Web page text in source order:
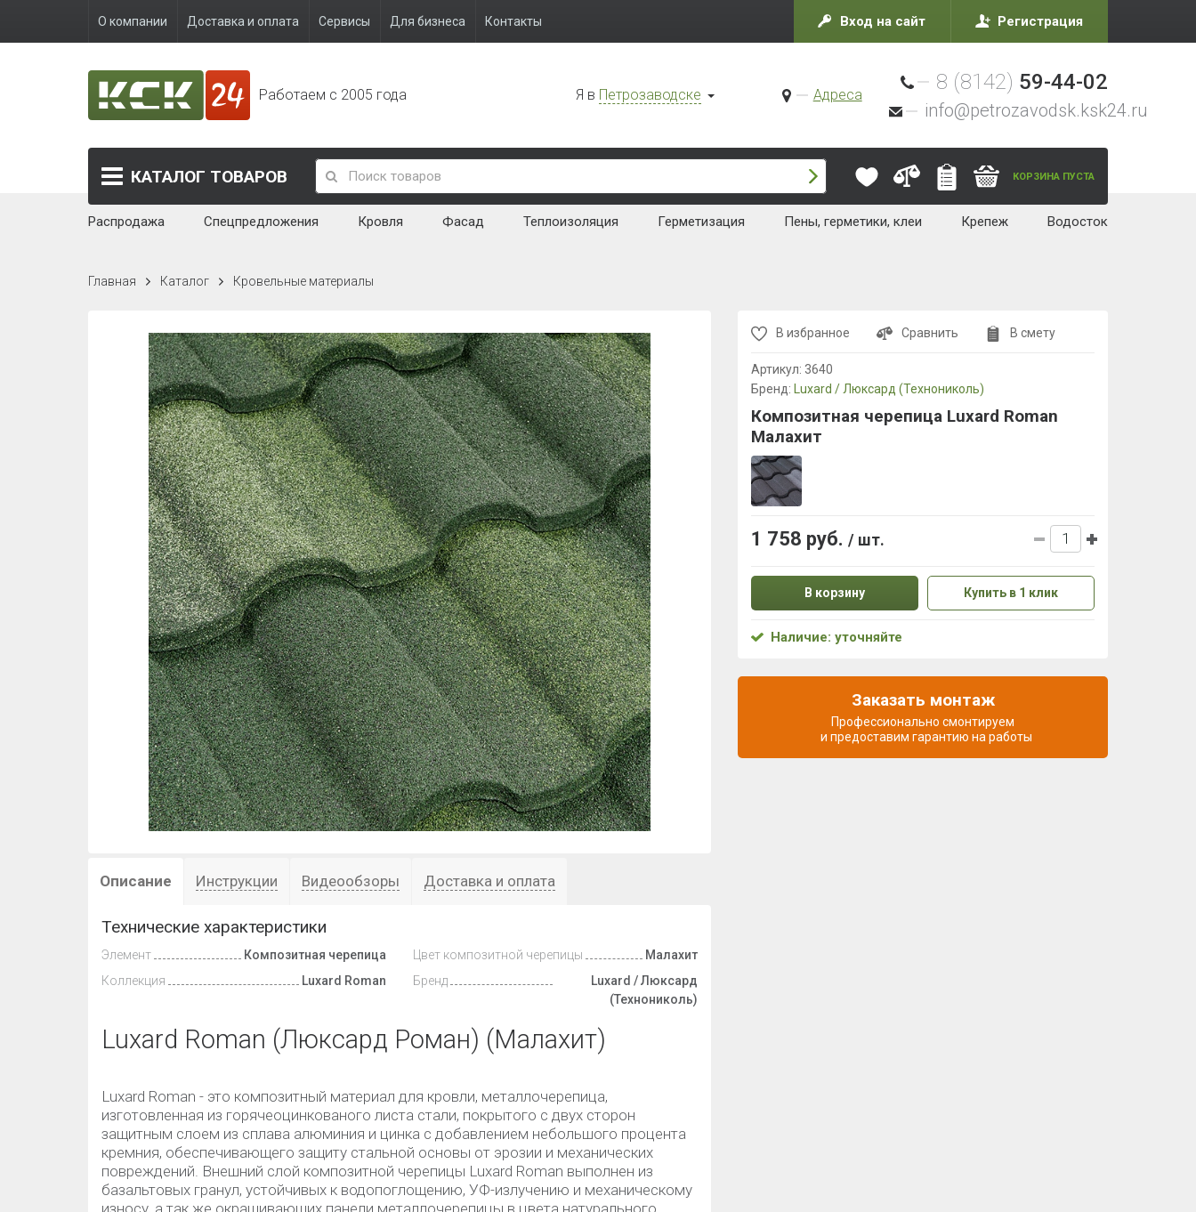
О компании Доставка и оплата Сервисы Для бизнеса Контакты Вход на сайт Регистрация
Работаем с 2005 года Я в Петрозаводске Адреса
8 (8142) 59-44-02
info@petrozavodsk.ksk24.ru
КАТАЛОГ ТОВАРОВ КОРЗИНА ПУСТА
Распродажа Спецпредложения Кровля Фасад Теплоизоляция Герметизация Пены, герметики, клеи Крепеж Водосток
Главная Каталог Кровельные материалы
Описание Инструкции Видеообзоры Доставка и оплата
Технические характеристики
Элемент
Композитная черепица
Коллекция
Luxard Roman
Цвет композитной черепицы
Малахит
Бренд
Luxard / Люксард
(Технониколь)
Luxard Roman (Люксард Роман) (Малахит)
Luxard Roman - это композитный материал для кровли, металлочерепица,
изготовленная из горячеоцинкованого листа стали, покрытого с двух сторон
защитным слоем из сплава алюминия и цинка с добавлением небольшого процента
кремния, обеспечивающего защиту стальной основы от эрозии и механических
повреждений. Внешний слой композитной черепицы Luxard Roman выполнен из
базальтовых гранул, устойчивых к водопоглощению, УФ-излучению и механическому
износу, а так же окрашивающих панели металлочерепицы в цвета натурального
В избранное Сравнить В смету
Артикул: 3640
Бренд:
Luxard / Люксард (Технониколь)
Композитная черепица Luxard Roman
Малахит
1 758 руб. / шт.
В корзину Купить в 1 клик
Наличие: уточняйте
Заказать монтаж
Профессионально смонтируем
и предоставим гарантию на работы